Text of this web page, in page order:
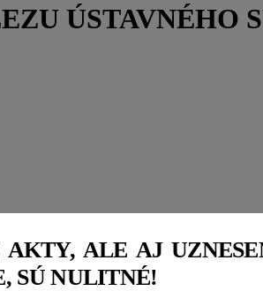
ÚSTAVNÉHO
ALE AJ
SÚ NULITNÉ!